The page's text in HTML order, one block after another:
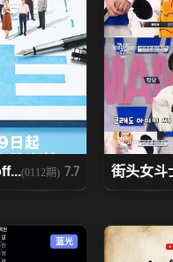
(0112期) 7.7 街头女斗
蓝光